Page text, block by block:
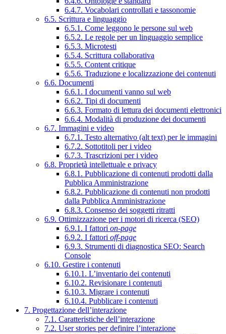
6.4.7. Vocabolari controllati e tassonomie
6.5. Scrittura e linguaggio
6.5.1. Come leggono le persone sul web
6.5.2. Le regole per un linguaggio semplice
6.5.3. Microtesti
6.5.4. Scrittura collaborativa
6.5.5. Content critique
6.5.6. Traduzione e localizzazione dei contenuti
6.6. Documenti
6.6.1. I documenti vanno sul web
6.6.2. Tipi di documenti
6.6.3. Formato di lettura dei documenti elettronici
6.6.4. Modalità di produzione dei documenti
6.7. Immagini e video
6.7.1. Testo alternativo (alt text) per le immagini
6.7.2. Sottotitoli per i video
6.7.3. Trascrizioni per i video
6.8. Proprietà intellettuale e privacy
6.8.1. Pubblicazione di contenuti prodotti dalla
Pubblica Amministrazione
6.8.2. Pubblicazione di contenuti non prodotti
dalla Pubblica Amministrazione
6.8.3. Consenso dei soggetti ritratti
6.9. Ottimizzazione per i motori di ricerca (SEO)
6.9.1. I fattori on-page
6.9.2. I fattori off-page
6.9.3. Strumenti di diagnostica SEO: Search
Console
6.10. Gestire i contenuti
6.10.1. L’inventario dei contenuti
6.10.2. Revisionare i contenuti
6.10.3. Migrare i contenuti
6.10.4. Pubblicare i contenuti
7. Progettazione dell’interazione
7.1. Caratteristiche dell’interazione
7.2. User stories per definire l’interazione